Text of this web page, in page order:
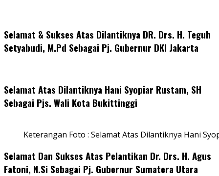
Selamat & Sukses Atas Dilantiknya DR. Drs. H. Teguh
Setyabudi, M.Pd Sebagai Pj. Gubernur DKI Jakarta
Selamat Atas Dilantiknya Hani Syopiar Rustam, SH
Sebagai Pjs. Wali Kota Bukittinggi
Keterangan Foto : Selamat Atas Dilantiknya Hani
Selamat Dan Sukses Atas Pelantikan Dr. Drs. H. Agus
Fatoni, N.Si Sebagai Pj. Gubernur Sumatera Utara